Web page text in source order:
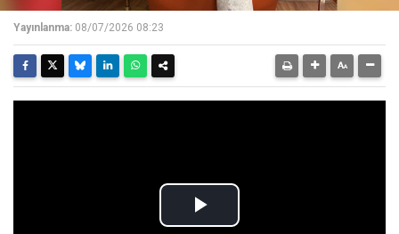
Yayınlanma: 08/07/2026 08:23